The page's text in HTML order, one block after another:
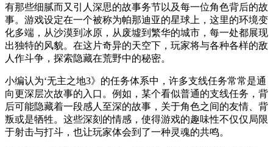
有那些细腻而又引人深思的故事务节以及每一位角色背后的故
事。游戏设定在一个被称为帕那迪亚的星球上，这里的环境变
化多端，从沙漠到冰原，从废墟到繁华的城市，每一处都展现
出独特的风貌。在这片奇异的天空下，玩家将与各种各样的敌
人作斗争，探索隐藏在荒野中的秘密。
小编认为‘无主之地3》的任务体系中，许多支线任务常常是通
向更深层次故事的入口。例如，某个看似普通的支线任务，背
后可能隐藏着一段感人至深的故事，关于角色之间的友情、背
叛或是牺牲。这些深刻的情感，使得游戏的趣味性不仅仅局限
于射击与打斗，也让玩家体会到了一种灵魂的共鸣。